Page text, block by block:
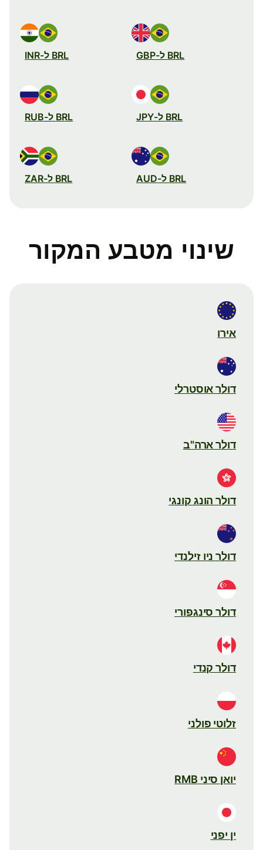
BRL ל-GBP BRL ל-INR
BRL ל-JPY BRL ל-RUB
BRL ל-AUD BRL ל-ZAR
שינוי מטבע המקור
אירו
דולר אוסטרלי
דולר ארה"ב
דולר הונג קונגי
דולר ניו זילנדי
דולר סינגפורי
דולר קנדי
זלוטי פולני
יואן סיני RMB
ין יפני